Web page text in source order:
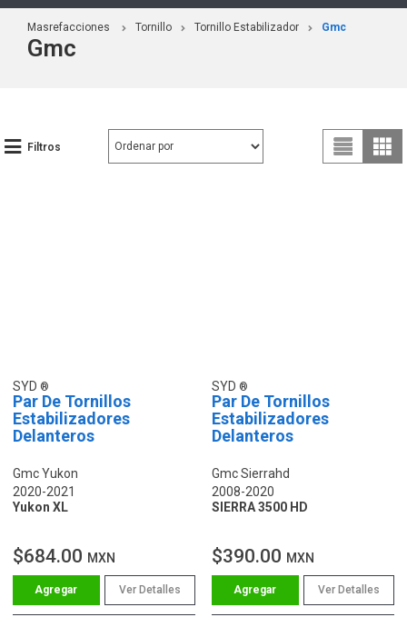
Masrefacciones Tornillo Tornillo Estabilizador Gmc
Gmc
Filtros
SYD
Par De Tornillos
Estabilizadores
Delanteros
Gmc Yukon
2020-2021
Yukon XL
$684.00 MXN
Ver Detalles
SYD
Par De Tornillos
Estabilizadores
Delanteros
Gmc Sierrahd
2008-2020
SIERRA 3500 HD
$390.00 MXN
Ver Detalles